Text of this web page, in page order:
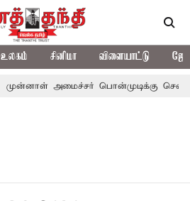
உலகம் சினிமா விளையாட்டு
முன்னாள் அமைச்சர் பொன்முடிக்கு